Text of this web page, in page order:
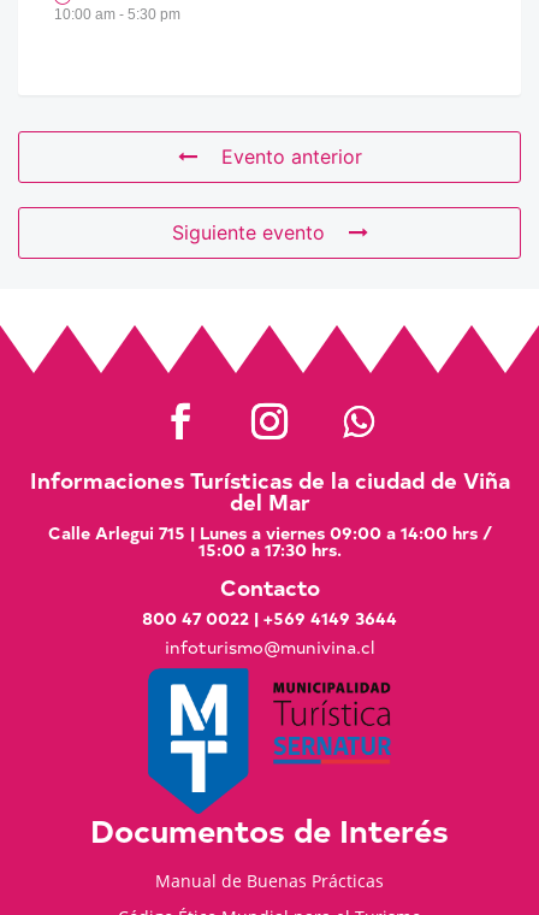
10:00 am - 5:30 pm
Evento anterior
Siguiente evento
Informaciones Turísticas de la ciudad de Viña
del Mar
Calle Arlegui 715 | Lunes a viernes 09:00 a 14:00 hrs /
15:00 a 17:30 hrs.
Contacto
800 47 0022 | +569 4149 3644
infoturismo@munivina.cl
Documentos de Interés
Manual de Buenas Prácticas